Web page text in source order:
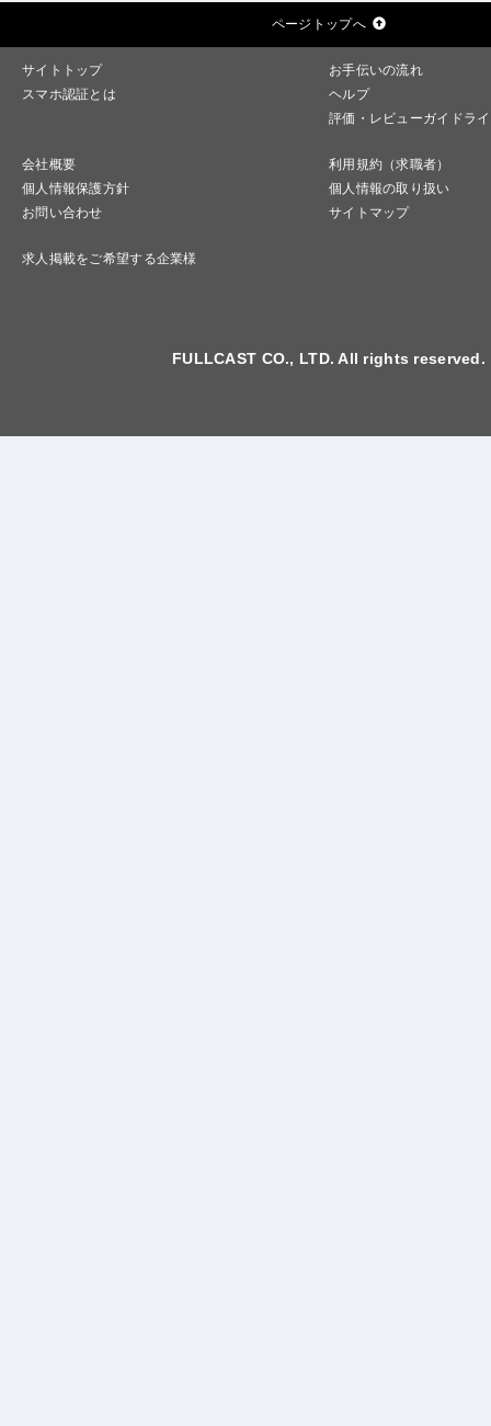
ページトップへ
サイトトップ
お手伝いの流れ
スマホ認証とは
ヘルプ
評価・レビューガイドラ
会社概要
利用規約（求職者）
個人情報保護方針
個人情報の取り扱い
お問い合わせ
サイトマップ
求人掲載をご希望する企業様
FULLCAST CO., LTD. All rights reserved.